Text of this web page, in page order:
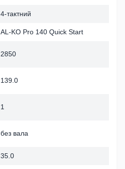
4-тактний
AL-KO Pro 140 Quick Start
2850
139.0
1
без вала
35.0